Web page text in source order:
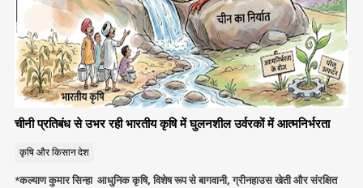
चीनी प्रतिबंध से उभर रही भारतीय कृषि में घुलनशील उर्वरकों में आत्मनिर्भरता
कृषि और किसानदेश
*कल्याण कुमार सिन्हा आधुनिक कृषि, विशेष रूप से बागवानी, ग्रीनहाउस खेती और संरक्षित